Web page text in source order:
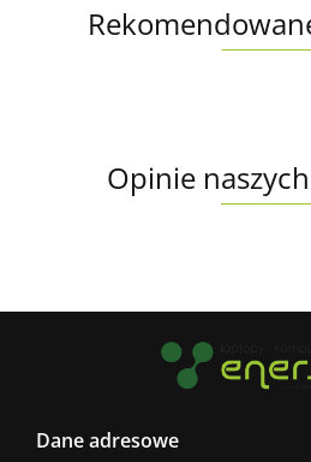
Opinie
Dane adresowe